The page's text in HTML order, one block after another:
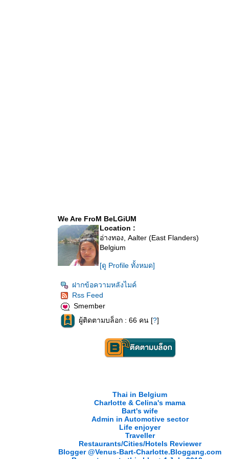
We Are FroM BeLGiUM
Location :
อ่างทอง, Aalter (East Flanders)
Belgium
[ดู Profile ทั้งหมด]
ฝากข้อความหลังไมค์
Rss Feed
Smember
ผู้ติดตามบล็อก : 66 คน [?]
Thai in Belgium
Charlotte & Celina's mama
Bart's wife
Admin in Automotive sector
Life enjoyer
Traveller
Restaurants/Cities/Hotels Reviewer
Blogger @Venus-Bart-Charlotte.Bloggang.com